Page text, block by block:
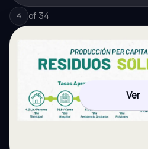
4 of 34
Ver